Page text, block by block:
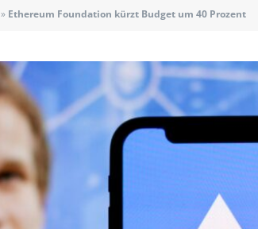
» Ethereum Foundation kürzt Budget um 40 Prozent